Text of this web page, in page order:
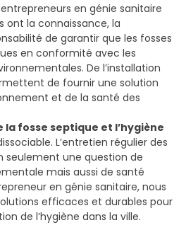
en génie sanitaire
ont la connaissance, la
de garantir que les fosses
en conformité avec les
De l’installation
de fournir une solution
et de la santé des
la fosse septique et l’hygiène
L’entretien régulier des
seulement une question de
mais aussi de santé
en génie sanitaire, nous
efficaces et durables pour
de l’hygiène dans la ville.